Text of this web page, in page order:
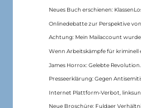
Neues Buch erschienen:
Onlinedebatte zur Perspektive
Achtung: Mein Mailaccount
Wenn Arbeitskämpfe für kriminell
James Horrox: Gelebte
Presseerklärung: Gegen
Internet Plattform-Verbot,
Neue Broschüre: Fuldaer